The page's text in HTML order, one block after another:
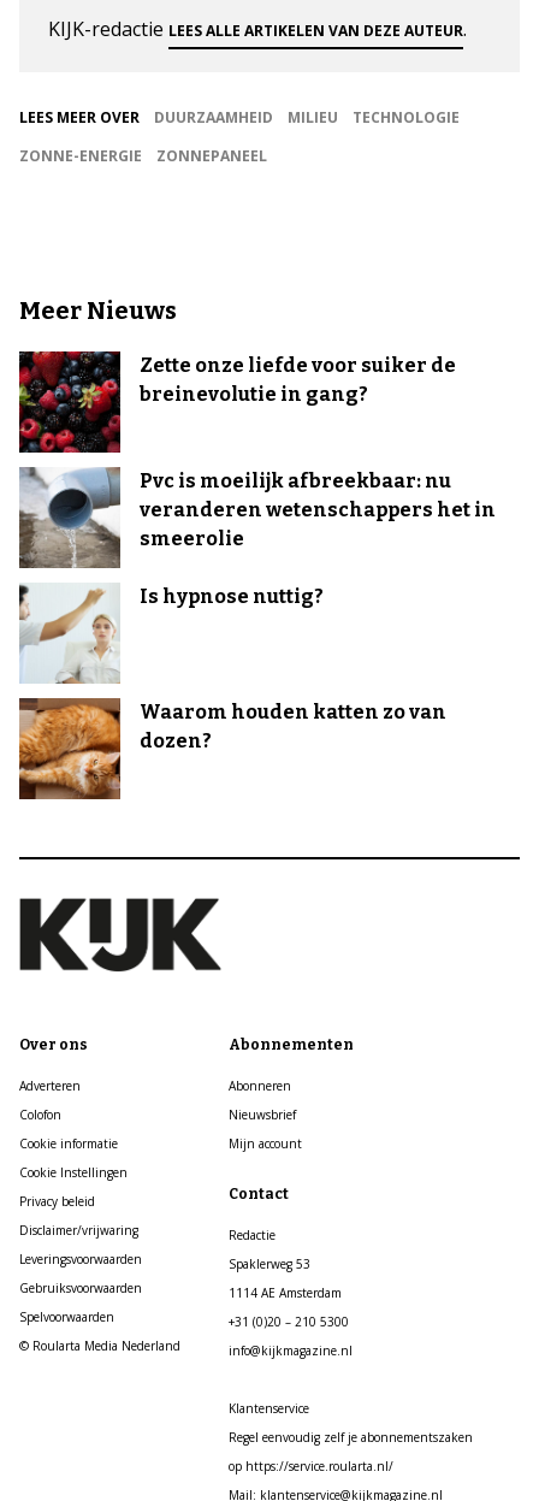
KIJK-redactie LEES ALLE ARTIKELEN VAN DEZE AUTEUR.
LEES MEER OVER DUURZAAMHEID MILIEU
TECHNOLOGIE
ZONNE-ENERGIE
ZONNEPANEEL
Meer Nieuws
Zette onze liefde voor suiker de
breinevolutie in gang?
Pvc is moeilijk afbreekbaar: nu
veranderen wetenschappers het in
smeerolie
Is hypnose nuttig?
Waarom houden katten zo van
dozen?
Over ons
Adverteren
Colofon
Cookie informatie
Cookie Instellingen
Privacy beleid
Disclaimer/vrijwaring
Leveringsvoorwaarden
Gebruiksvoorwaarden
Spelvoorwaarden
© Roularta Media Nederland
Abonnementen
Abonneren
Nieuwsbrief
Mijn account
Contact
Redactie
Spaklerweg 53
1114 AE Amsterdam
+31 (0)20 – 210 5300
info@kijkmagazine.nl
Klantenservice
Regel eenvoudig zelf je abonnementszaken
op https://service.roularta.nl/
Mail: klantenservice@kijkmagazine.nl